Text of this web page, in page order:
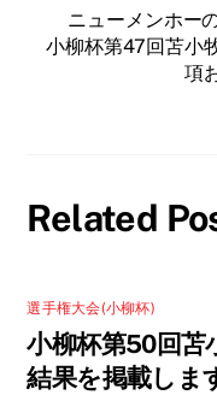
ニューメンホー
小柳杯第47回苫小
項
Related
選手権大会(小柳杯)
小柳杯第50回苫
結果を掲載しま